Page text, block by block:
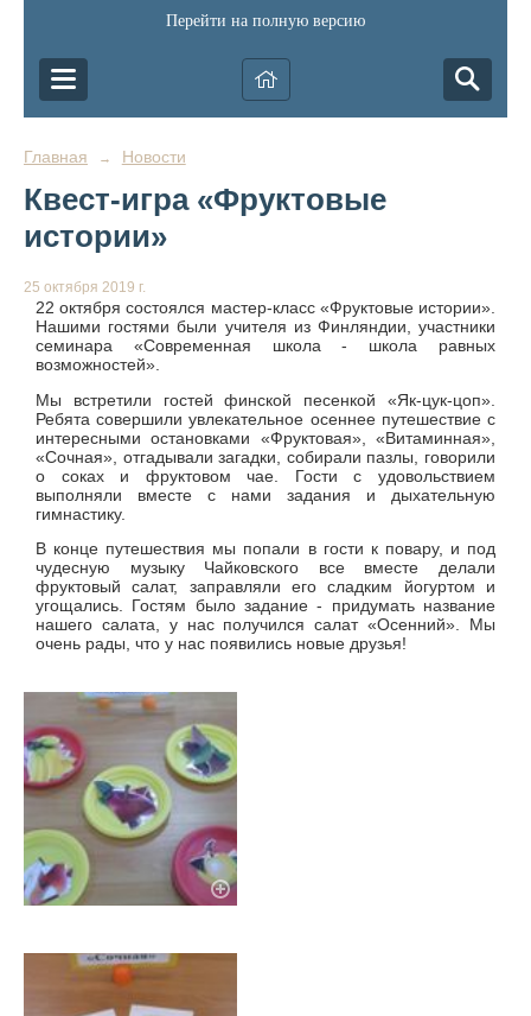
Перейти на полную версию
Главная → Новости
Квест-игра «Фруктовые
истории»
25 октября 2019 г.
22 октября состоялся мастер-класс «Фруктовые истории».
Нашими гостями были учителя из Финляндии, участники
семинара «Современная школа - школа равных
возможностей».
Мы встретили гостей финской песенкой «Як-цук-цоп».
Ребята совершили увлекательное осеннее путешествие с
интересными остановками «Фруктовая», «Витаминная»,
«Сочная», отгадывали загадки, собирали пазлы, говорили
о соках и фруктовом чае. Гости с удовольствием
выполняли вместе с нами задания и дыхательную
гимнастику.
В конце путешествия мы попали в гости к повару, и под
чудесную музыку Чайковского все вместе делали
фруктовый салат, заправляли его сладким йогуртом и
угощались. Гостям было задание - придумать название
нашего салата, у нас получился салат «Осенний». Мы
очень рады, что у нас появились новые друзья!